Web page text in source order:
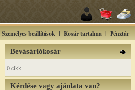
Személyes beállítások | Kosár tartalma | Pénztár
Bevásárlókosár
0 cikk
Kérdése vagy ajánlata van?